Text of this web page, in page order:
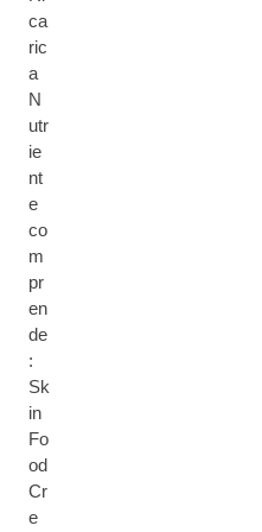
ca
ric
a
N
utr
ie
nt
e
co
m
pr
en
de
:
Sk
in
Fo
od
Cr
e